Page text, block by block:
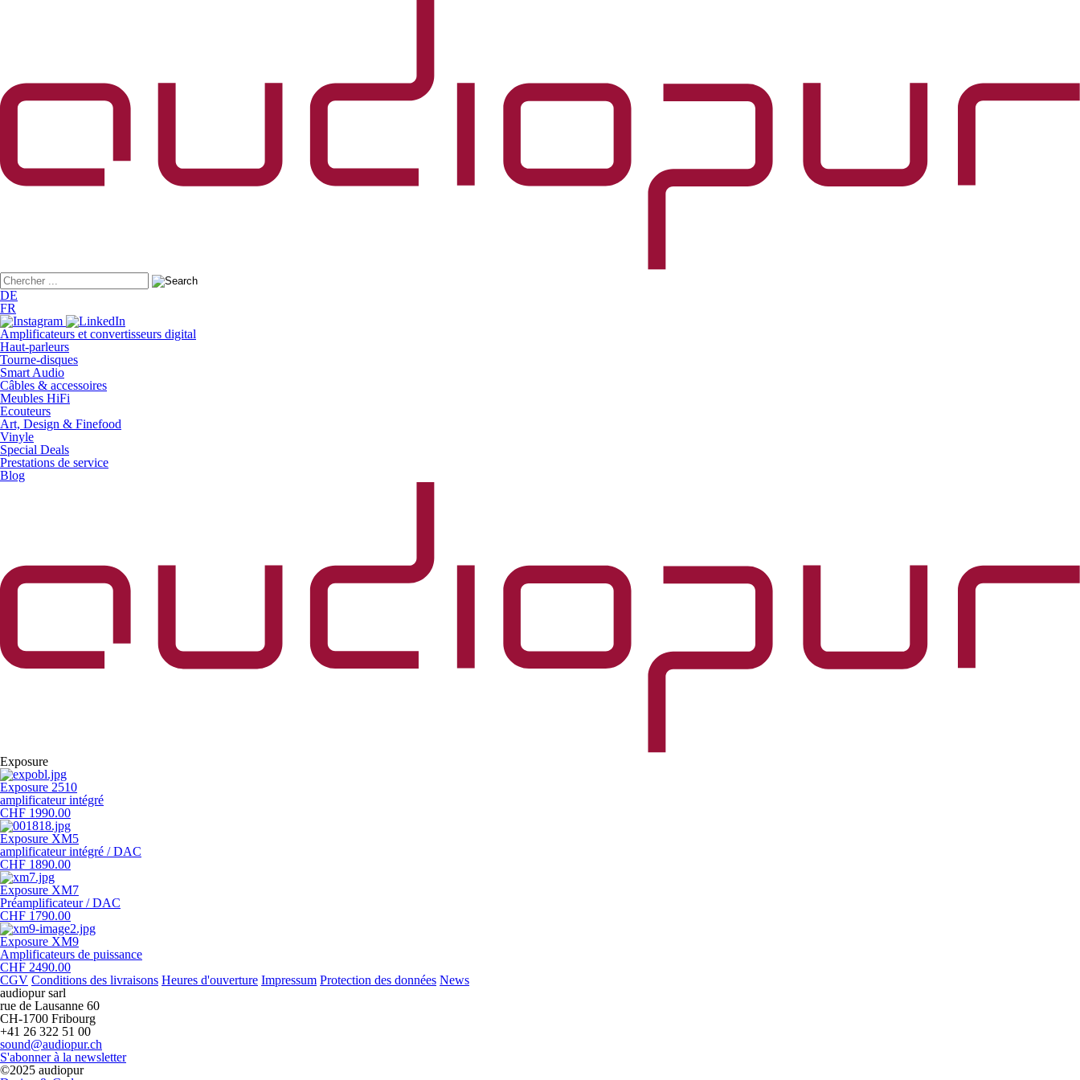
DE
FR
Amplificateurs et convertisseurs digital
Haut-parleurs
Tourne-disques
Smart Audio
Câbles & accessoires
Meubles HiFi
Ecouteurs
Art, Design & Finefood
Vinyle
Special Deals
Prestations de service
Blog
Exposure
Exposure 2510
amplificateur intégré
CHF 1990.00
Exposure XM5
amplificateur intégré / DAC
CHF 1890.00
Exposure XM7
Préamplificateur / DAC
CHF 1790.00
Exposure XM9
Amplificateurs de puissance
CHF 2490.00
CGV Conditions des livraisons Heures d'ouverture Impressum Protection des données News
audiopur sarl
rue de Lausanne 60
CH-1700 Fribourg
+41 26 322 51 00
sound@audiopur.ch
S'abonner à la newsletter
©2025 audiopur